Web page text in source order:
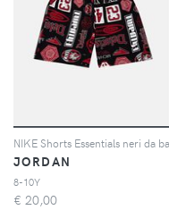
JORDAN
8-10Y
€ 20,00